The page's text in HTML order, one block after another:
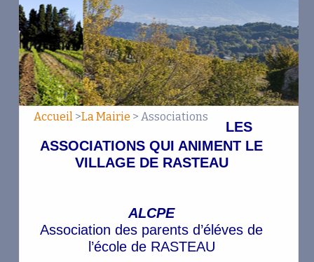
Club Détente et Loisirs 3° Age
Trait d'union La Bibliothèque
Wild Horse Country Rasteau
A.S.Rasteau
Association paroissiale de Rasteau
Société de Chasse Saint-Hubert
Numéros utiles
Accueil>La Mairie > Associations
LES
ASSOCIATIONS QUI ANIMENT LE
VILLAGE DE RASTEAU
ALCPE
Association des parents d’éléves de
l’école de RASTEAU